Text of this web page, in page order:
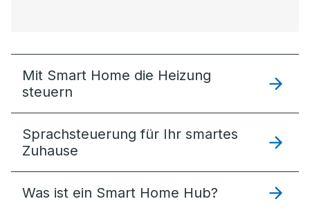
Mit Smart Home die Heizung
steuern
Sprachsteuerung für Ihr smartes
Zuhause
Was ist ein Smart Home Hub?